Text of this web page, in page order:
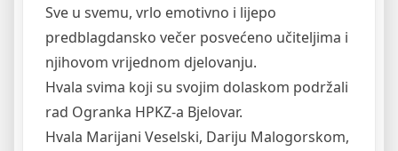
Sve u svemu, vrlo emotivno i lijepo
predblagdansko večer posvećeno učiteljima i
njihovom vrijednom djelovanju.
Hvala svima koji su svojim dolaskom podržali
rad Ogranka HPKZ-a Bjelovar.
Hvala Marijani Veselski, Dariju Malogorskom,